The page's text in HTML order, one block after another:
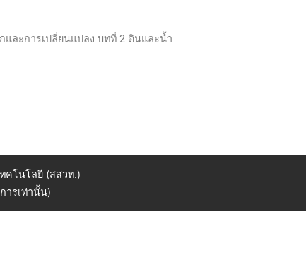
และการเปลี่ยนแปลง บทที่ 2 ดินและน้ำ
คโนโลยี (สสวท.)
ารเท่านั้น)